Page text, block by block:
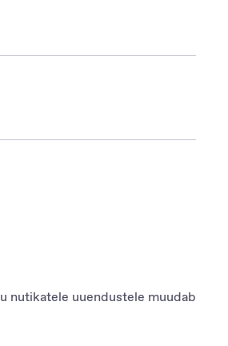
nutikatele uuendustele muudab